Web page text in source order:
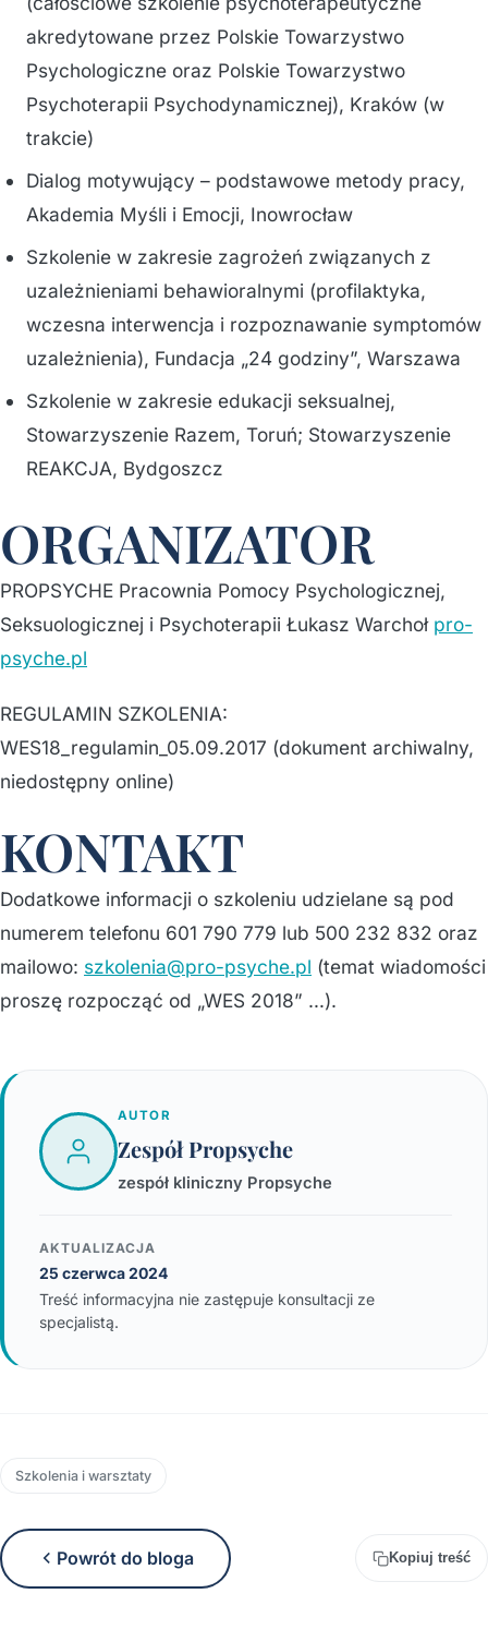
akredytowane przez Polskie Towarzystwo
Psychologiczne oraz Polskie Towarzystwo
Psychoterapii Psychodynamicznej), Kraków (w
trakcie)
Dialog motywujący – podstawowe metody pracy,
Akademia Myśli i Emocji, Inowrocław
Szkolenie w zakresie zagrożeń związanych z
uzależnieniami behawioralnymi (profilaktyka,
wczesna interwencja i rozpoznawanie symptomów
uzależnienia), Fundacja „24 godziny”, Warszawa
Szkolenie w zakresie edukacji seksualnej,
Stowarzyszenie Razem, Toruń; Stowarzyszenie
REAKCJA, Bydgoszcz
ORGANIZATOR
PROPSYCHE Pracownia Pomocy Psychologicznej,
Seksuologicznej i Psychoterapii Łukasz Warchoł pro-
psyche.pl
REGULAMIN SZKOLENIA:
WES18_regulamin_05.09.2017 (dokument archiwalny,
niedostępny online)
KONTAKT
Dodatkowe informacji o szkoleniu udzielane są pod
numerem telefonu 601 790 779 lub 500 232 832 oraz
mailowo: szkolenia@pro-psyche.pl (temat wiadomości
proszę rozpocząć od „WES 2018” …).
AUTOR
Zespół Propsyche
zespół kliniczny Propsyche
AKTUALIZACJA
25 czerwca 2024
Treść informacyjna nie zastępuje konsultacji ze
specjalistą.
Szkolenia i warsztaty
Powrót do bloga Kopiuj treść